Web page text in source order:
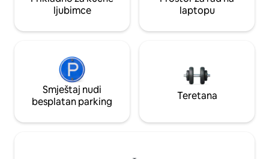
ljubimce
laptopu
Smještaj nudi
besplatan parking
Teretana